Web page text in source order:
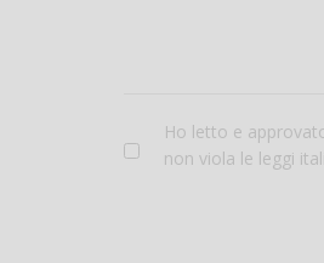
Ho letto e
non viola le leggi